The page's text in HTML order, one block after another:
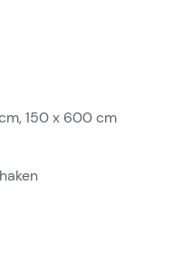
150 x 600 cm